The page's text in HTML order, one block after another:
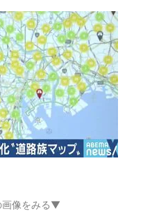
像をみる▼